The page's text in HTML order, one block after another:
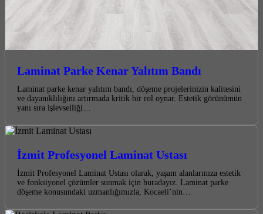
Laminat Parke Kenar Yalıtım Bandı
Laminat parke kenar yalıtım bandı, döşeme projelerinizin kalitesini
ve dayanıklılığını artırmada kritik bir rol oynar. Estetik görünümün
yanı sıra işlevselliği…
İzmit Profesyonel Laminat Ustası
İzmit Profesyonel Laminat Ustası olarak, yaşam alanlarınıza estetik
ve fonksiyonel çözümler sunmak için buradayız. Laminat parke
döşeme konusundaki uzmanlığımızla, Kocaeli’nin…